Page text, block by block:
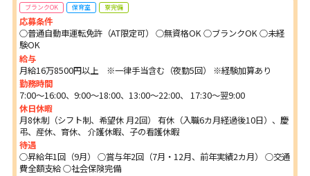
ブランクOK 保育室 寮完備
応募条件
○普通自動車運転免許（AT限定可） ○無資格OK ○ブランクOK ○未経
験OK
給与
月給16万8500円以上 ※一律手当含む（夜勤5回） ※経験加算あり
勤務時間
7:00～16:00、9:00～18:00、13:00～22:00、 17:30～翌9:00
休日休暇
月8休制（シフト制、希望休 月2回） 有休（入職6カ月経過後10日）、慶
弔、産休、育休、 介護休暇、子の看護休暇
待遇
○昇給年1回（9月） ○賞与年2回（7月・12月、前年実績2カ月） ○交通
費全額支給 ○社会保険完備